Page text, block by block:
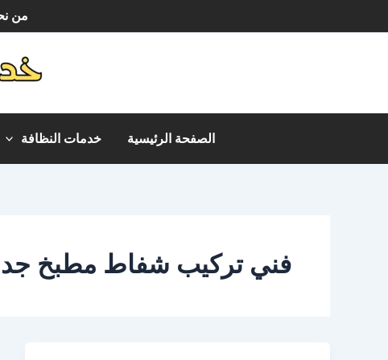
إلى
من
الصفحة الرئيسية خدمات النظافة
فني تركيب شفاط مطبخ